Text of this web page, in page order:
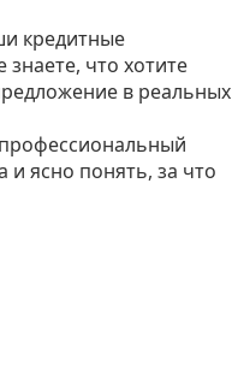
кредитные
что хотите
в реальных
и ясно понять, за что